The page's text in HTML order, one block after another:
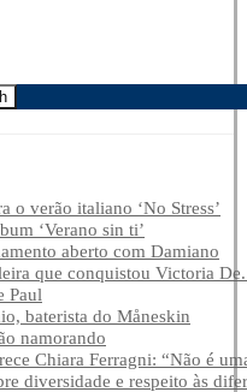
o verão italiano ‘No Stress’
‘Verano sin ti’
aberto com Damiano
que conquistou Victoria
Paul
baterista do Måneskin
namorando
Chiara Ferragni: “Não é
diversidade e respeito às